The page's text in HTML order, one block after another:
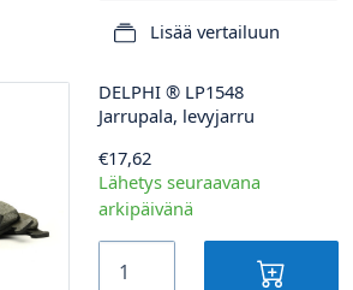
Lisää vertailuun
DELPHI ® LP1548
Jarrupala, levyjarru
€17,62
Lähetys seuraavana
arkipäivänä